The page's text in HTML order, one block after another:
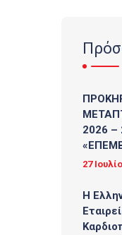
2026
27
Η